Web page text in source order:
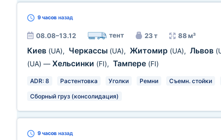
9 часов назад
08.08–13.12 тент 23 т 88 м³
Киев (UA), Черкассы (UA), Житомир (UA), Львов
(UA) — Хельсинки (FI), Тампере (FI)
ADR: 8 Растентовка Уголки Ремни Съемн. стойки
Сборный груз (консолидация)
9 часов назад